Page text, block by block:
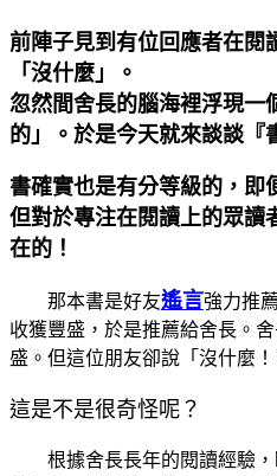
前陣子見到有位回應者在閱
「沒什麼」。
忽然間舍長的腦海裡浮現一
的」。於是今天就來談談『
書確實也是有分等級的，即
但對於專注在閱讀上的眾讀
在的！
那本書是好友遙言強力推
收獲豐盛，於是推薦給舍長。
盛。但這位朋友卻說「沒什麼！
這是不是很奇怪呢？
根據舍長長年的閱讀經驗，